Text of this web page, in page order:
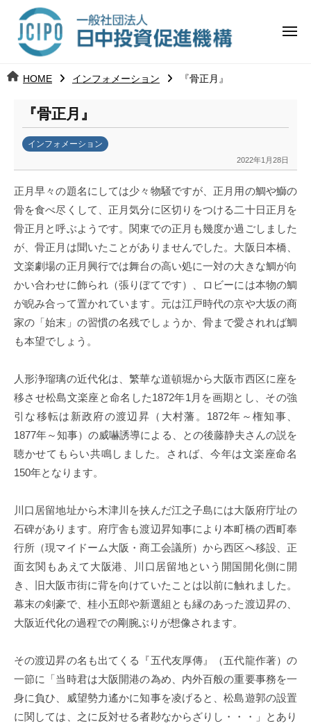
ツ 日
中
投
資
促
進
機
構
j
メ
HOME インフォメーション 『骨正月』
『骨正月』
インフォメーション
2022年1月28日
日
中
投
資
促
構
(
j
i
p
o
正月早々の題名にしては少々物騒ですが、正月用の鯛や鰤の
骨を食べ尽くして、正月気分に区切りをつける二十日正月を
骨正月と呼ぶようです。関東での正月も幾度か過ごしました
が、骨正月は聞いたことがありませんでした。大阪日本橋、
文楽劇場の正月興行では舞台の高い処に一対の大きな鯛が向
かい合わせに飾られ（張りぼてです）、ロビーには本物の鯛
が睨み合って置かれています。元は江戸時代の京や大坂の商
家の「始末」の習慣の名残でしょうか、骨まで愛されれば鯛
も本望でしょう。
人形浄瑠璃の近代化は、繁華な道頓堀から大阪市西区に座を
移させ松島文楽座と命名した1872年1月を画期とし、その強
引な移転は新政府の渡辺昇（大村藩。1872年～権知事、
1877年～知事）の威嚇誘導による、との後藤静夫さんの説を
聴かせてもらい共鳴しました。されば、今年は文楽座命名
150年となります。
川口居留地址から木津川を挟んだ江之子島には大阪府庁址の
石碑があります。府庁舎も渡辺昇知事により本町橋の西町奉
行所（現マイドーム大阪・商工会議所）から西区へ移設、正
面玄関もあえて大阪港、川口居留地という開国開化側に開
き、旧大阪市街に背を向けていたことは以前に触れました。
幕末の剣豪で、桂小五郎や新選組とも縁のあった渡辺昇の、
大阪近代化の過程での剛腕ぶりが想像されます。
その渡辺昇の名も出てくる『五代友厚傳』（五代龍作著）の
一節に「当時君は大阪開港の為め、内外百般の重要事務を一
身に負ひ、威望勢力遙かに知事を凌げると、松島遊郭の設置
に関しては、之に反対せる者尠なからざりし・・・」とあり
日
中
資
進
構